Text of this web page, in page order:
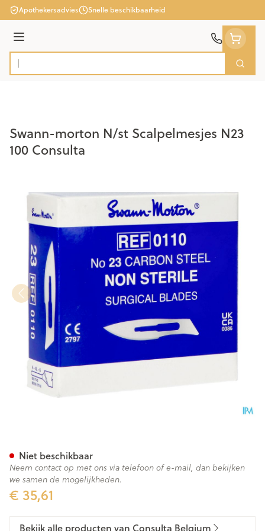
Ga naar de inhoud
Apothekersadvies Snelle beschikbaarheid
Menu
Product, merk, categorie...
Zoek
Swann-morton N/st Scalpelmesjes N23
100 Consulta
€ 35,61
Niet beschikbaar
Neem contact op met ons via telefoon of e-mail, dan bekijken
we samen de mogelijkheden.
Bekijk alle producten van Consulta Belgium